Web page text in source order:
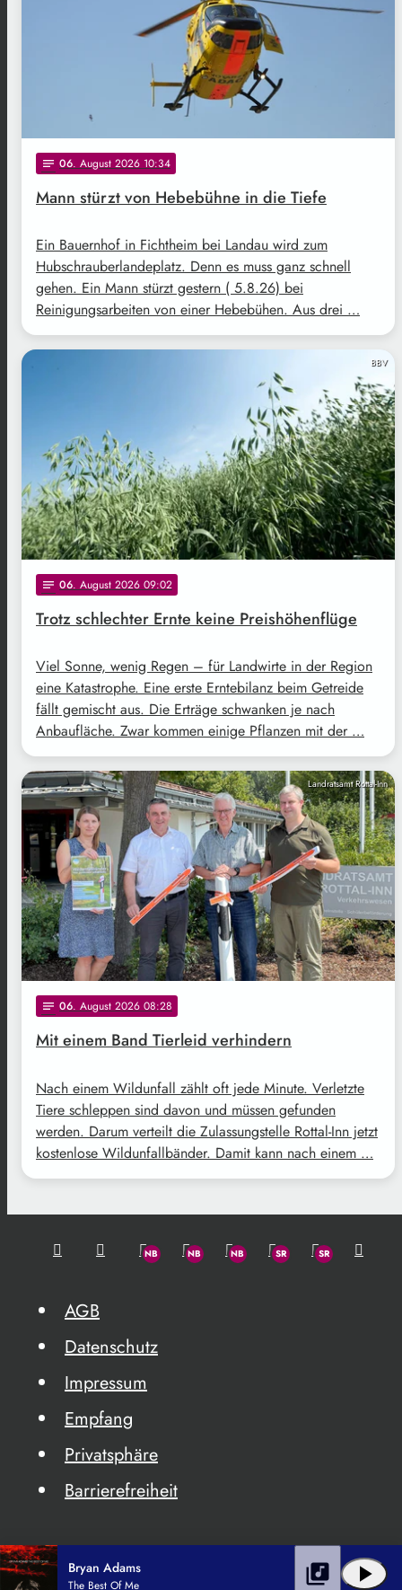
notes 06. August 2026 10:34
Mann stürzt von Hebebühne in die Tiefe
Ein Bauernhof in Fichtheim bei Landau wird zum
Hubschrauberlandeplatz. Denn es muss ganz schnell
gehen. Ein Mann stürzt gestern ( 5.8.26) bei
Reinigungsarbeiten von einer Hebebühen. Aus drei …
BBV
notes 06. August 2026 09:02
Trotz schlechter Ernte keine Preishöhenflüge
Viel Sonne, wenig Regen – für Landwirte in der Region
eine Katastrophe. Eine erste Erntebilanz beim Getreide
fällt gemischt aus. Die Erträge schwanken je nach
Anbaufläche. Zwar kommen einige Pflanzen mit der …
Landratsamt Rottal-Inn
notes 06. August 2026 08:28
Mit einem Band Tierleid verhindern
Nach einem Wildunfall zählt oft jede Minute. Verletzte
Tiere schleppen sind davon und müssen gefunden
werden. Darum verteilt die Zulassungstelle Rottal-Inn jetzt
kostenlose Wildunfallbänder. Damit kann nach einem …
AGB
Datenschutz
Impressum
Empfang
Privatsphäre
Barrierefreiheit
Bryan Adams
The Best Of Me play_arrow
library_music